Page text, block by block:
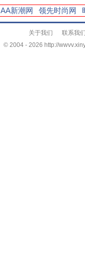
AA新潮网 领先时尚网
关于我们
联系我
© 2004 - 2026 http://